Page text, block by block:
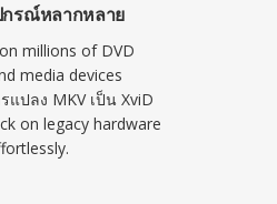
ตฟอร์มครอบคลุม Windows, Linux,
ผนวกกับธรรมชาติที่เป็นฟรีและโอเพนซ
ป็นเสาหลักของการเข้ารหัสวิดีโอที่ขับเค
ละตัวแปลงสัญญาณที่ใหม่กว่าจะเข้ามา
บการเข้ารหัสใหม่เป็นส่วนใหญ่ Xvid ยังค
กรณ์หลากหลาย
millions of DVD
media devices
แปลง MKV เป็น XviD
on legacy hardware